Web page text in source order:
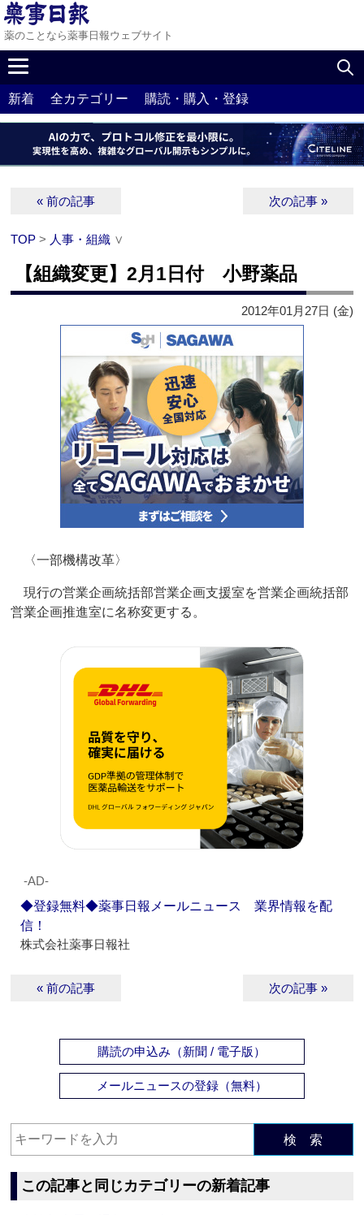
薬のことなら薬事日報ウェブサイト
新着 全カテゴリー 購読・購入・登録
« 前の記事 次の記事 »
TOP > 人事・組織 ∨
【組織変更】2月1日付 小野薬品
2012年01月27日 (金)
〈一部機構改革〉
現行の営業企画統括部営業企画支援室を営業企画統括部
営業企画推進室に名称変更する。
‐AD‐
◆登録無料◆薬事日報メールニュース 業界情報を配
信！
株式会社薬事日報社
« 前の記事 次の記事 »
購読の申込み（新聞 / 電子版）
メールニュースの登録（無料）
検 索
この記事と同じカテゴリーの新着記事